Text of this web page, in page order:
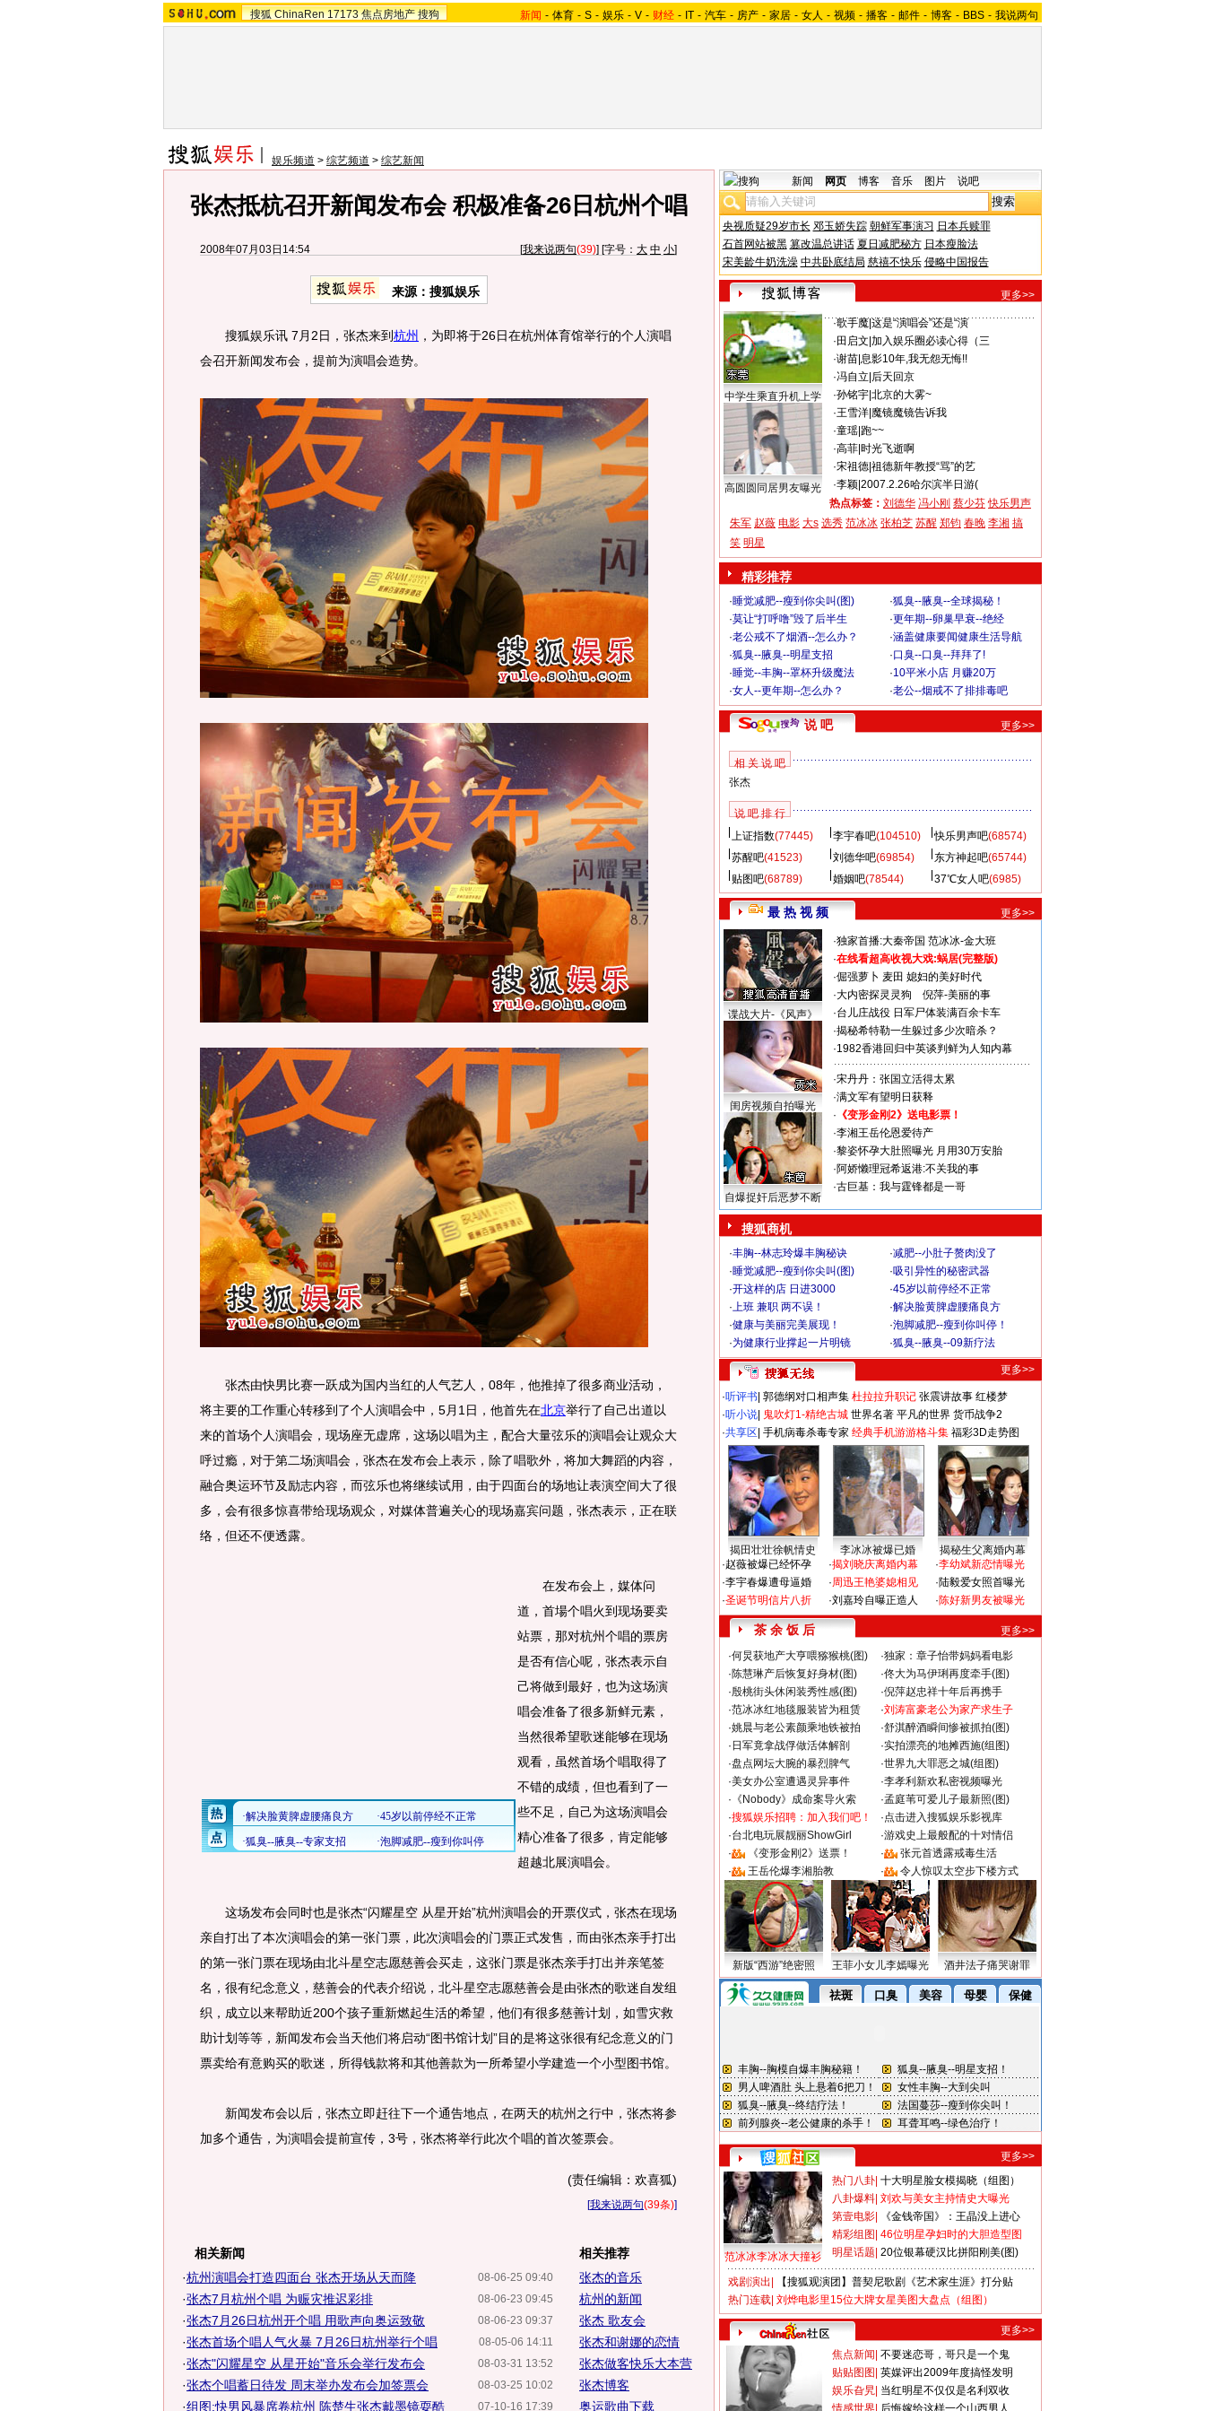
搜狐 ChinaRen 17173 焦点房地产 搜狗 新闻 - 体育 - S - 娱乐 - V - 财经 - IT - 汽车 - 房产 - 家居 - 女人 - 视频 - 播客 - 邮件 - 博客 - BBS - 我说两句
娱乐频道 > 综艺频道 > 综艺新闻
张杰抵杭召开新闻发布会 积极准备26日杭州个唱
2008年07月03日14:54 [我来说两句(39)] [字号： 大 中 小]
来源：搜狐娱乐
搜狐娱乐讯 7月2日，张杰来到杭州 ，为即将于26日在杭州体育馆举行的个人演唱
会召开新闻发布会，提前为演唱会造势。
张杰由快男比赛一跃成为国内当红的人气艺人，08年，他推掉了很多商业活动，
将主要的工作重心转移到了个人演唱会中，5月1日，他首先在北京举行了自己出道以
来的首场个人演唱会，现场座无虚席，这场以唱为主，配合大量弦乐的演唱会让观众大
呼过瘾，对于第二场演唱会，张杰在发布会上表示，除了唱歌外，将加大舞蹈的内容，
融合奥运环节及励志内容，而弦乐也将继续试用，由于四面台的场地让表演空间大了很
多，会有很多惊喜带给现场观众，对媒体普遍关心的现场嘉宾问题，张杰表示，正在联
络，但还不便透露。
在发布会上，媒体问
道，首場个唱火到现场要卖
站票，那对杭州个唱的票房
是否有信心呢，张杰表示自
己将做到最好，也为这场演
唱会准备了很多新鲜元素，
当然很希望歌迷能够在现场
观看，虽然首场个唱取得了
不错的成绩，但也看到了一
些不足，自己为这场演唱会
精心准备了很多，肯定能够
超越北展演唱会。
这场发布会同时也是张杰“闪耀星空 从星开始”杭州演唱会的开票仪式，张杰在现场
亲自打出了本次演唱会的第一张门票，此次演唱会的门票正式发售，而由张杰亲手打出
的第一张门票在现场由北斗星空志愿慈善会买走，这张门票是张杰亲手打出并亲笔签
名，很有纪念意义，慈善会的代表介绍说，北斗星空志愿慈善会是由张杰的歌迷自发组
织，成立以来帮助近200个孩子重新燃起生活的希望，他们有很多慈善计划，如雪灾救
助计划等等，新闻发布会当天他们将启动“图书馆计划”目的是将这张很有纪念意义的门
票卖给有意购买的歌迷，所得钱款将和其他善款为一所希望小学建造一个小型图书馆。
新闻发布会以后，张杰立即赶往下一个通告地点，在两天的杭州之行中，张杰将参
加多个通告，为演唱会提前宣传，3号，张杰将举行此次个唱的首次签票会。
(责任编辑：欢喜狐)
[我来说两句(39条)]
相关新闻
08-06-25 09:40
·杭州演唱会打造四面台 张杰开场从天而降
08-06-23 09:45
·张杰7月杭州个唱 为赈灾推迟彩排
08-06-23 09:37
·张杰7月26日杭州开个唱 用歌声向奥运致敬
08-05-06 14:11
·张杰首场个唱人气火暴 7月26日杭州举行个唱
08-03-31 13:52
·张杰"闪耀星空 从星开始"音乐会举行发布会
08-03-25 10:02
·张杰个唱蓄日待发 周末举办发布会加签票会
07-10-16 17:39
·组图:快男风暴席卷杭州 陈楚生张杰戴墨镜耍酷
相关推荐
张杰的音乐
杭州的新闻
张杰 歌友会
张杰和谢娜的恋情
张杰做客快乐大本营
张杰博客
奥运歌曲下载
新闻 网页 博客 音乐 图片 说吧
央视质疑29岁市长 邓玉娇失踪 朝鲜军事演习 日本兵赎罪
石首网站被黑 篡改温总讲话 夏日减肥秘方 日本瘦脸法
宋美龄牛奶洗澡 中共卧底结局 慈禧不快乐 侵略中国报告
更多>>
中学生乘直升机上学
高圆圆同居男友曝光
·歌手魔| 这是“演唱会”还是“演
· 田启文 加入娱乐圈必读心得（三
·谢苗| 息影10年,我无怨无悔!!
·冯自立 后天回京
·孙铭宇| 北京的大雾~
·王雪洋| 魔镜魔镜告诉我
·童瑶| 跑~~
·高菲| 时光飞逝啊
·宋祖德| 祖德新年教授“骂”的艺
·李颖| 2007.2.26哈尔滨半日游(
热点标签： 刘德华 冯小刚 蔡少芬 快乐男声
朱军 赵薇 电影 大s 选秀 范冰冰 张柏芝 苏醒 郑钧 春晚 李湘 搞
笑 明星
精彩推荐
·睡觉减肥--瘦到你尖叫(图) ·狐臭--腋臭--全球揭秘！
·莫让“打呼噜”毁了后半生 ·更年期--卵巢早衰--绝经
·老公戒不了烟酒--怎么办？ ·涵盖健康要闻健康生活导航
·狐臭--腋臭--明星支招 ·口臭--口臭--拜拜了!
·睡觉--丰胸--罩杯升级魔法 ·10平米小店 月赚20万
·女人--更年期--怎么办？ ·老公--烟戒不了排排毒吧
说 吧 更多>>
相 关 说 吧
张杰
说 吧 排 行
上证指数(77445) 李宇春吧(104510) 快乐男声吧(68574)
苏醒吧(41523) 刘德华吧(69854) 东方神起吧(65744)
贴图吧(68789) 婚姻吧(78544) 37℃女人吧(6985)
最 热 视 频 更多>>
谍战大片-《风声》
闺房视频自拍曝光
自爆捉奸后恶梦不断
·独家首播:大秦帝国 范冰冰-金大班
·在线看超高收视大戏:蜗居(完整版)
·倔强萝卜 麦田 媳妇的美好时代
·大内密探灵灵狗
倪萍-美丽的事
·台儿庄战役 日军尸体装满百余卡车
·揭秘希特勒一生躲过多少次暗杀？
·1982香港回归中英谈判鲜为人知内幕
·宋丹丹：张国立活得太累
·满文军有望明日获释
· 《变形金刚2》送电影票！
·李湘王岳伦恩爱待产
·黎姿怀孕大肚照曝光 月用30万安胎
·阿娇懒理冠希返港:不关我的事
·古巨基：我与霆锋都是一哥
搜狐商机
·丰胸--林志玲爆丰胸秘诀 ·减肥--小肚子赘肉没了
·睡觉减肥--瘦到你尖叫(图) ·吸引异性的秘密武器
·开这样的店 日进3000 ·45岁以前停经不正常
·上班 兼职 两不误！ ·解决脸黄脾虚腰痛良方
·健康与美丽完美展现！ ·泡脚减肥--瘦到你叫停！
·为健康行业撑起一片明镜 ·狐臭--腋臭--09新疗法
更多>>
·听评书 郭德纲对口相声集 杜拉拉升职记 张震讲故事 红楼梦
·听小说 鬼吹灯1-精绝古城 世界名著 平凡的世界 货币战争2
·共享区 手机病毒杀毒专家 经典手机游游格斗集 福彩3D走势图
揭田壮壮徐帆情史 李冰冰被爆已婚
揭秘生父离婚内幕
·赵薇被爆已经怀孕
·李宇春爆遭母逼婚
·圣诞节明信片八折
·揭刘晓庆离婚内幕
·周迅王艳婆媳相见
·刘嘉玲自曝正造人
·李幼斌新恋情曝光
·陆毅爱女照首曝光
·陈好新男友被曝光
茶 余 饭 后
更多>>
·何炅获地产大亨喂猕猴桃(图) ·独家：章子怡带妈妈看电影
·陈慧琳产后恢复好身材(图) ·佟大为马伊琍再度牵手(图)
·殷桃街头休闲装秀性感(图) ·倪萍赵忠祥十年后再携手
·范冰冰红地毯服装皆为租赁 ·刘涛富豪老公为家产求生子
·姚晨与老公素颜乘地铁被拍 ·舒淇醉酒瞬间惨被抓拍(图)
· 日军竟拿战俘做活体解剖 ·实拍漂亮的地摊西施(组图)
·盘点网坛大腕的暴烈脾气 ·世界九大罪恶之城(组图)
·美女办公室遭遇灵异事件 ·李孝利新欢私密视频曝光
· 《Nobody》成命案导火索 ·孟庭苇可爱儿子最新照(图)
·搜狐娱乐招聘：加入我们吧！ ·点击进入搜狐娱乐影视库
·台北电玩展靓丽ShowGirl ·游戏史上最般配的十对情侣
·
《变形金刚2》送票！ ·
张元首透露戒毒生活
·
王岳伦爆李湘胎教 · 令人惊叹太空步下楼方式
新版“西游”绝密照 王菲小女儿李嫣曝光 酒井法子痛哭谢罪
更多>>
范冰冰李冰冰大撞衫
热门八卦 十大明星脸女模揭晓（组图）
八卦爆料 刘欢与美女主持情史大曝光
第壹电影
《金钱帝国》：王晶没上进心
精彩组图 46位明星孕妇时的大胆造型图
明星话题 20位银幕硬汉比拼阳刚美(图)
戏剧演出
【搜狐观演团】普契尼歌剧《艺术家生涯》打分贴
热门连载 刘烨电影里15位大牌女星美图大盘点（组图）
更多>>
焦点新闻 不要迷恋哥，哥只是一个鬼
贴贴图图 英媒评出2009年度搞怪发明
娱乐旮旯 当红明星不仅仅是名利双收
情感世界 后悔嫁给这样一个山西男人